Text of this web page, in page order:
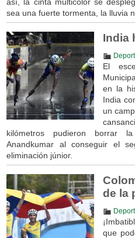
sea una fuerte tormenta, la lluvia
India
El
en la
India
un
kilómetros pudieron borrar
Anandkumar al conseguir el
eliminación júnior.
de la
que